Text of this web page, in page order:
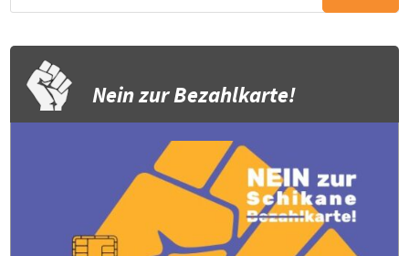
Nein zur Bezahlkarte!